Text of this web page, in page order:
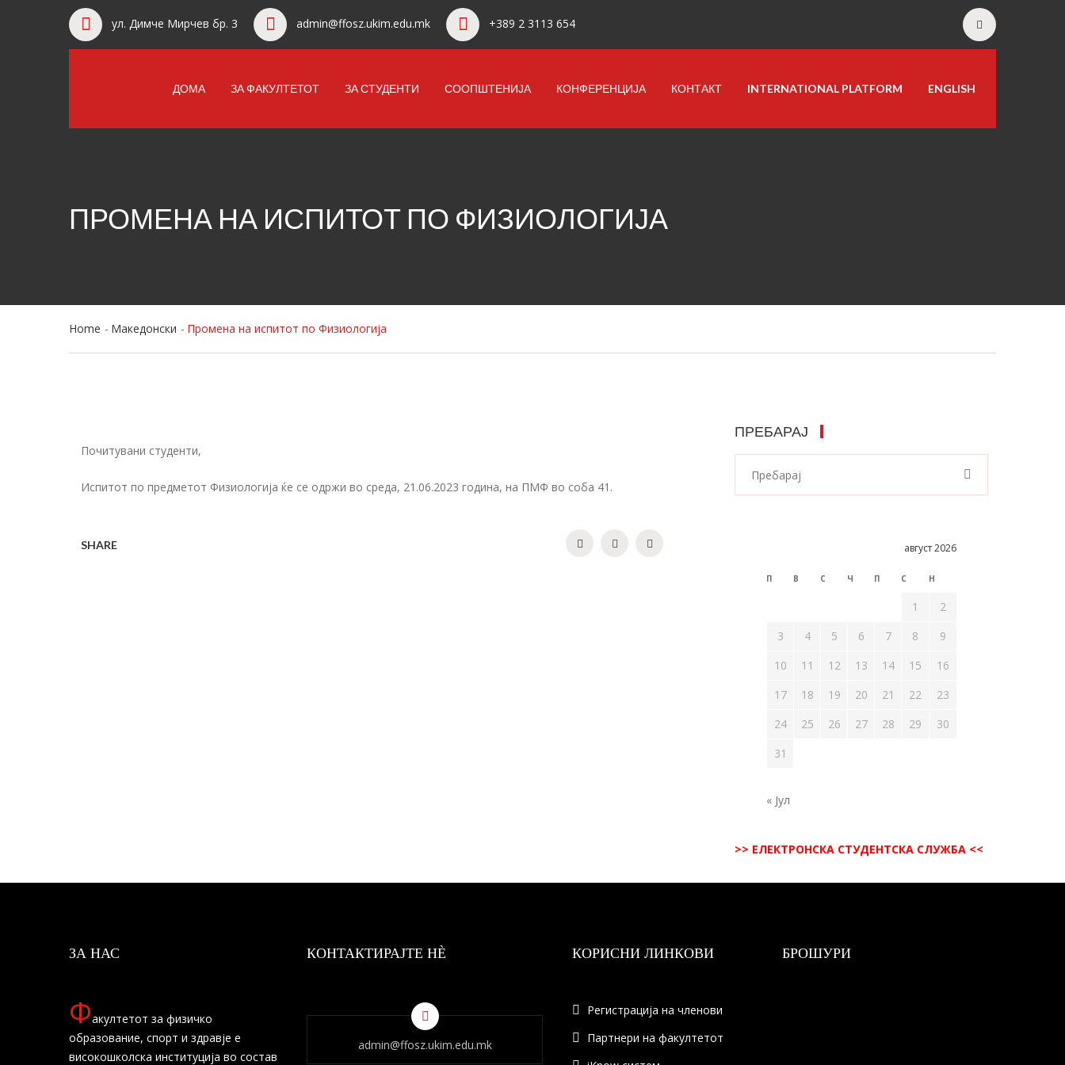
ул. Димче Мирчев бр. 3 admin@ffosz.ukim.edu.mk +389 2 3113 654
ДОМА ЗА ФАКУЛТЕТОТ ЗА СТУДЕНТИ СООПШТЕНИЈА КОНФЕРЕНЦИЈА КОНТАКТ INTERNATIONAL PLATFORM ENGLISH
ПРОМЕНА НА ИСПИТОТ ПО ФИЗИОЛОГИЈА
Home Македонски Промена на испитот по Физиологија
Почитувани студенти,
Испитот по предметот Физиологија ќе се одржи во среда, 21.06.2023 година, на ПМФ во соба 41.
SHARE
ПРЕБАРАЈ
август 2026
П В С Ч П С Н
1
2
3
4 5 6 7 8
9
10
11 12 13 14 15
16
17
18 19 20 21 22
23
24
25 26 27 28 29
30
31
« Јул
>> ЕЛЕКТРОНСКА СТУДЕНТСКА СЛУЖБА <<
ЗА НАС
Факултетот за физичко
образование, спорт и здравје е
високошколска институција во состав
КОНТАКТИРАЈТЕ НÈ
admin@ffosz.ukim.edu.mk
КОРИСНИ ЛИНКОВИ
Регистрација на членови
Партнери на факултетот
БРОШУРИ